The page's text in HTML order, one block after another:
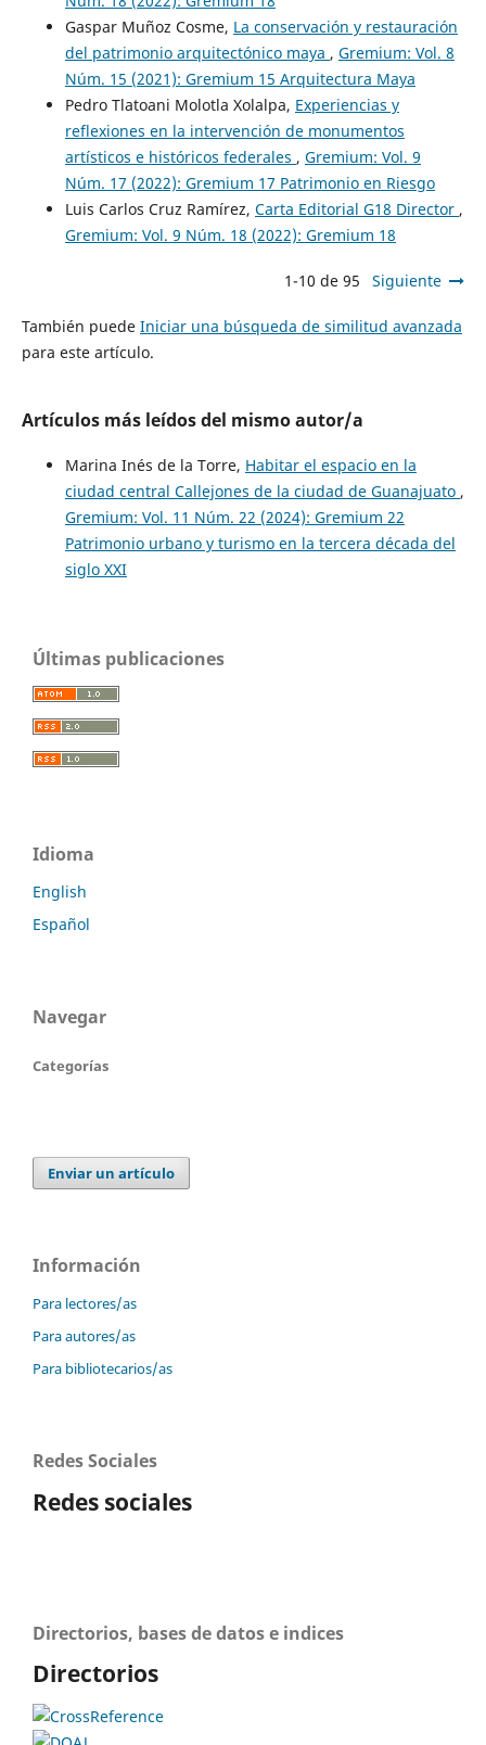
Gaspar Muñoz Cosme, La conservación y restauración
del patrimonio arquitectónico maya , Gremium: Vol. 8
Núm. 15 (2021): Gremium 15 Arquitectura Maya
Pedro Tlatoani Molotla Xolalpa, Experiencias y
reflexiones en la intervención de monumentos
artísticos e históricos federales , Gremium: Vol. 9
Núm. 17 (2022): Gremium 17 Patrimonio en Riesgo
Luis Carlos Cruz Ramírez, Carta Editorial G18 Director ,
Gremium: Vol. 9 Núm. 18 (2022): Gremium 18
1-10 de 95 Siguiente
También puede Iniciar una búsqueda de similitud avanzada
para este artículo.
Artículos más leídos del mismo autor/a
Marina Inés de la Torre, Habitar el espacio en la
ciudad central Callejones de la ciudad de Guanajuato ,
Gremium: Vol. 11 Núm. 22 (2024): Gremium 22
Patrimonio urbano y turismo en la tercera década del
siglo XXI
Últimas publicaciones
Idioma
English
Español
Navegar
Categorías
Enviar un artículo
Información
Para lectores/as
Para autores/as
Para bibliotecarios/as
Redes Sociales
Redes sociales
Directorios, bases de datos e indices
Directorios